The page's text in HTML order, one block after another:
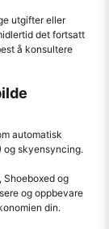
utgifter eller
det fortsatt
å konsultere
automatisk
og skyensyncing.
og
og oppbevare
din.